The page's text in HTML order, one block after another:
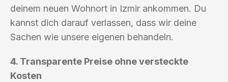
deinem neuen Wohnort in Izmir ankommen. Du
kannst dich darauf verlassen, dass wir deine
Sachen wie unsere eigenen behandeln.
4. Transparente Preise ohne versteckte
Kosten